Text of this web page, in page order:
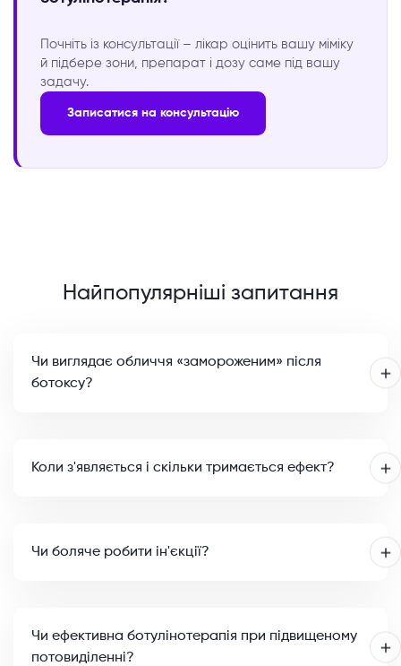
Почніть із консультації – лікар оцінить вашу міміку
й підбере зони, препарат і дозу саме під вашу
задачу.
Записатися на консультацію
Найпопулярніші запитання
Чи виглядає обличчя «замороженим» після
ботоксу?
Коли з'являється і скільки тримається ефект?
Чи боляче робити ін'єкції?
Чи ефективна ботулінотерапія при підвищеному
потовиділенні?